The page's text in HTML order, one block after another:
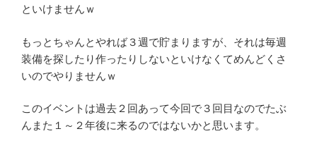
といけませんｗ
もっとちゃんとやれば３週で貯まりますが、それは毎週
装備を探したり作ったりしないといけなくてめんどくさ
いのでやりませんｗ
このイベントは過去２回あって今回で３回目なのでたぶ
んまた１～２年後に来るのではないかと思います。